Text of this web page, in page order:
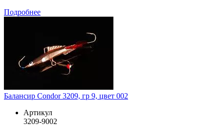
Подробнее
Балансир Condor 3209, гр 9, цвет 002
Артикул
3209-9002